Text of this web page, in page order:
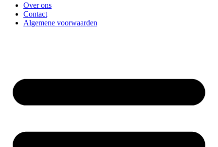
Over ons
Contact
Algemene voorwaarden